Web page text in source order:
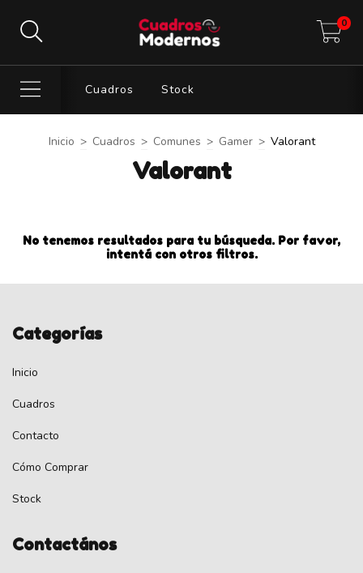
0
Cuadros Stock
Inicio > Cuadros > Comunes > Gamer > Valorant
Valorant
No tenemos resultados para tu búsqueda. Por favor,
intentá con otros filtros.
Categorías
Inicio
Cuadros
Contacto
Cómo Comprar
Stock
Contactános